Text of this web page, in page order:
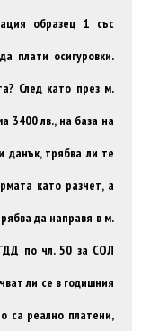
образец 1 със
плати осигуровки.
След като през м.
3400 лв., на база на
данък, трябва ли те
като разчет, а
да направя в м.
по чл. 50 за СОЛ
ли се в годишния
са реално платени,